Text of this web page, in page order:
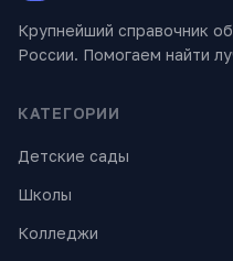
Крупнейший справочник
России. Помогаем найти
КАТЕГОРИИ
Детские сады
Школы
Колледжи